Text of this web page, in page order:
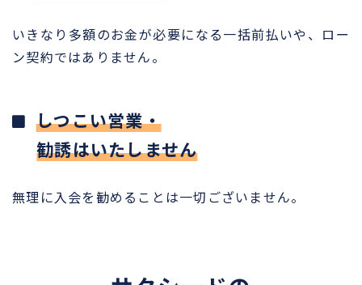
いきなり多額のお金が必要になる一括前払いや、ロー
ン契約ではありません。
しつこい営業・
勧誘はいたしません
無理に入会を勧めることは一切ございません。